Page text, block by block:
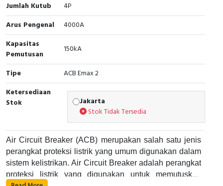
Safety Switch
Radio Frequency
Contact Block
Jumlah Kutub
4P
Arus Pengenal
4000A
Kapasitas
Pemutusan
150kA
Tipe
ACB Emax 2
Ketersediaan
Stok
Jakarta
Stok Tidak Tersedia
Air Circuit Breaker (ACB) merupakan salah satu jenis
perangkat proteksi listrik yang umum digunakan dalam
sistem kelistrikan. Air Circuit Breaker adalah perangkat
proteksi listrik yang digunakan untuk memutuskan